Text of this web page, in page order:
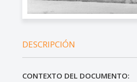
DESCRIPCIÓN
CONTEXTO DEL DOCUMENTO: